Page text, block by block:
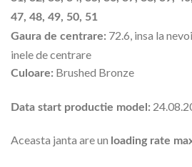
47, 48, 49, 50, 51
Gaura de centrare: 72.6, insa la
inele de centrare
Culoare: Brushed Bronze
Data start productie model:
Aceasta janta are un loading rate